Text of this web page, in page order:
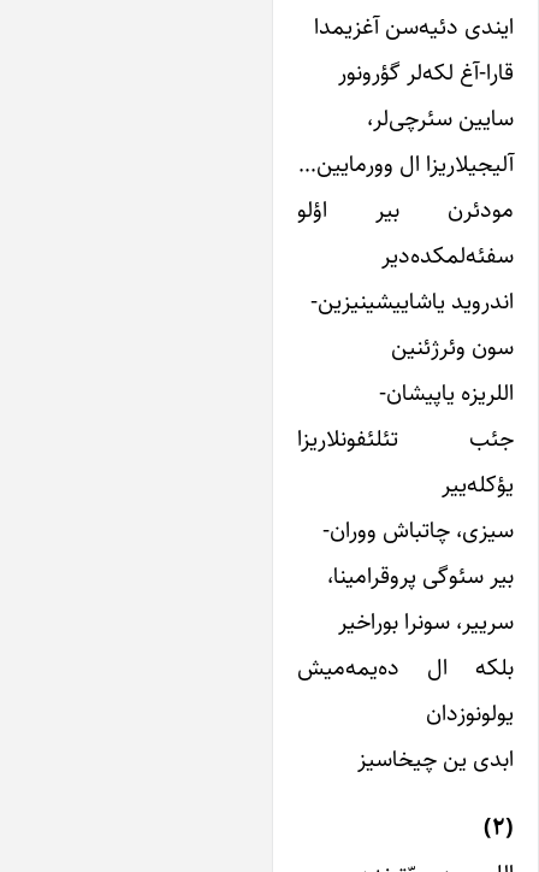
دئیه‌سن آغزیمدا
آغ لکه‌لر گؤرونور
سئرچی‌لر،
ال وورمایین…
بیر اؤلو
یاشاییشینیزین-
وئرژئنین
یاپیشان-
تئلئفونلاریزا
چاتباش ووران-
سئوگی پروقرامینا،
سونرا بوراخیر
ال ده‌یمه‌میش
ین چیخاسیز